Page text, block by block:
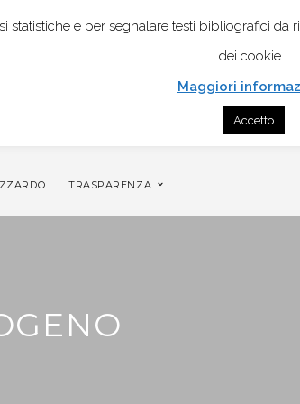
GENOGRAMMA MOBILE PER COPPIA
TRASPARENZA
statistiche e per segnalare testi bibliografici
dei cookie.
Maggiori
Accetto